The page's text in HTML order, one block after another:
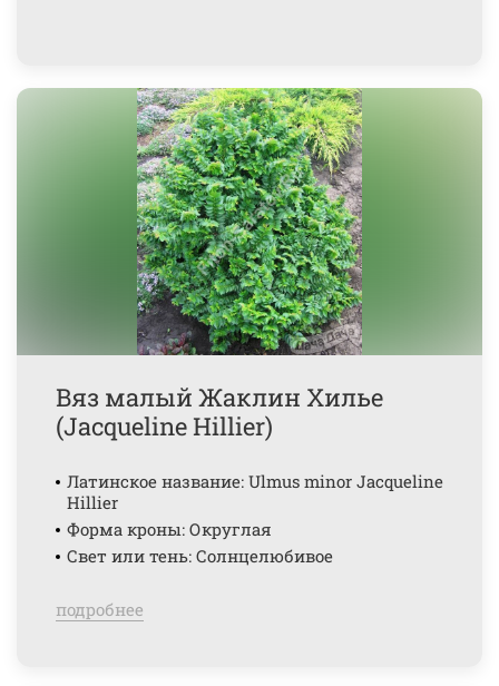
Вяз малый Жаклин Хилье
(Jacqueline Hillier)
Латинское название: Ulmus minor Jacqueline
Hillier
Форма кроны: Округлая
Свет или тень: Солнцелюбивое
подробнее